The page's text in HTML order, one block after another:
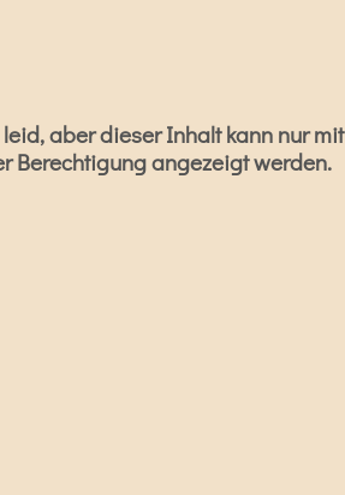
leid, aber dieser Inhalt kann nur mit
Berechtigung angezeigt werden.